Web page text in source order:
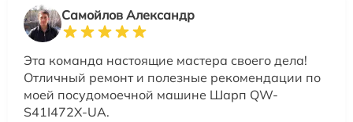
Самойлов Александр
Эта команда настоящие мастера своего дела!
Отличный ремонт и полезные рекомендации по
моей посудомоечной машине Шарп QW-
S41I472X-UA.